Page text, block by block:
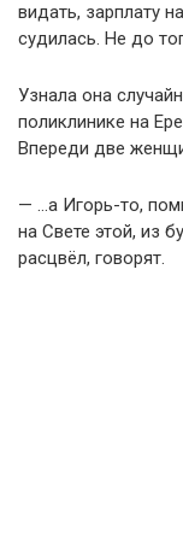
видать, зарплату
судилась. Не до
Узнала она
поликлинике на
Впереди две
— …а Игорь-то,
на Свете этой, из
расцвёл, говорят.